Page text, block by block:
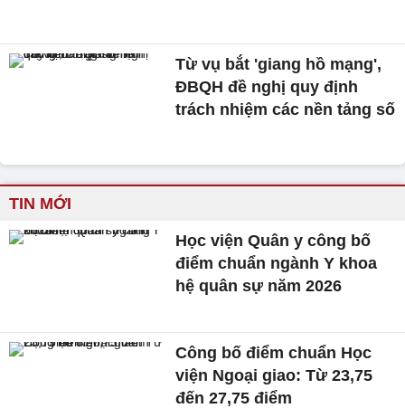
Từ vụ bắt 'giang hồ mạng',
ĐBQH đề nghị quy định
trách nhiệm các nền tảng số
TIN MỚI
Học viện Quân y công bố
điểm chuẩn ngành Y khoa
hệ quân sự năm 2026
Công bố điểm chuẩn Học
viện Ngoại giao: Từ 23,75
đến 27,75 điểm